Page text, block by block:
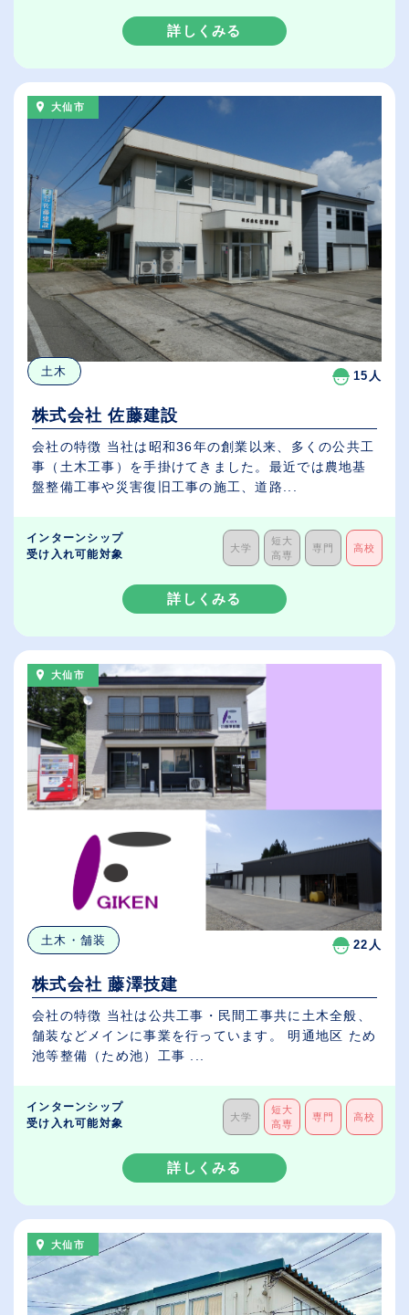
詳しくみる
大仙市
土木 15人
株式会社 佐藤建設
会社の特徴 当社は昭和36年の創業以来、多くの公共工
事（土木工事）を手掛けてきました。最近では農地基
盤整備工事や災害復旧工事の施工、道路...
インターンシップ
受け入れ可能対象
大学
短大
高専
専門 高校
詳しくみる
大仙市
土木・舗装 22人
株式会社 藤澤技建
会社の特徴 当社は公共工事・民間工事共に土木全般、
舗装などメインに事業を行っています。 明通地区 ため
インターンシップ
受け入れ可能対象
大学
短大
高専
専門 高校
詳しくみる
大仙市